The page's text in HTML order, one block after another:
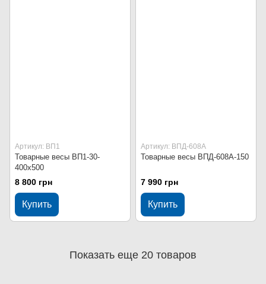
Артикул: ВП1
Товарные весы ВП1-30-
400х500
8 800 грн
Купить
Артикул: ВПД-608А
Товарные весы ВПД-608А-150
7 990 грн
Купить
Показать еще 20 товаров